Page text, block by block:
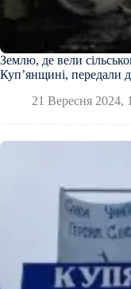
Землю, де вели
Купʼянщині, передали
21 Вересня 2024,